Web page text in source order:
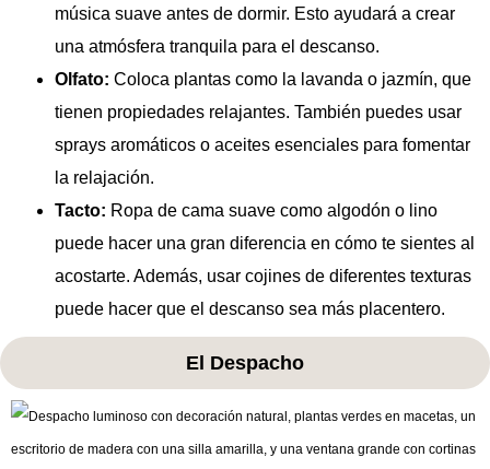
música suave antes de dormir. Esto ayudará a crear
una atmósfera tranquila para el descanso.
Olfato: Coloca plantas como la lavanda o jazmín, que
tienen propiedades relajantes. También puedes usar
sprays aromáticos o aceites esenciales para fomentar
la relajación.
Tacto: Ropa de cama suave como algodón o lino
puede hacer una gran diferencia en cómo te sientes al
acostarte. Además, usar cojines de diferentes texturas
puede hacer que el descanso sea más placentero.
El Despacho